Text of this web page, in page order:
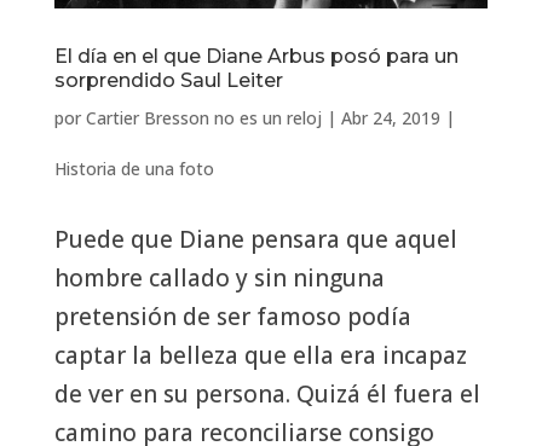
El día en el que Diane Arbus posó para un
sorprendido Saul Leiter
por Cartier Bresson no es un reloj | Abr 24, 2019 |
Historia de una foto
Puede que Diane pensara que aquel
hombre callado y sin ninguna
pretensión de ser famoso podía
captar la belleza que ella era incapaz
de ver en su persona. Quizá él fuera el
camino para reconciliarse consigo